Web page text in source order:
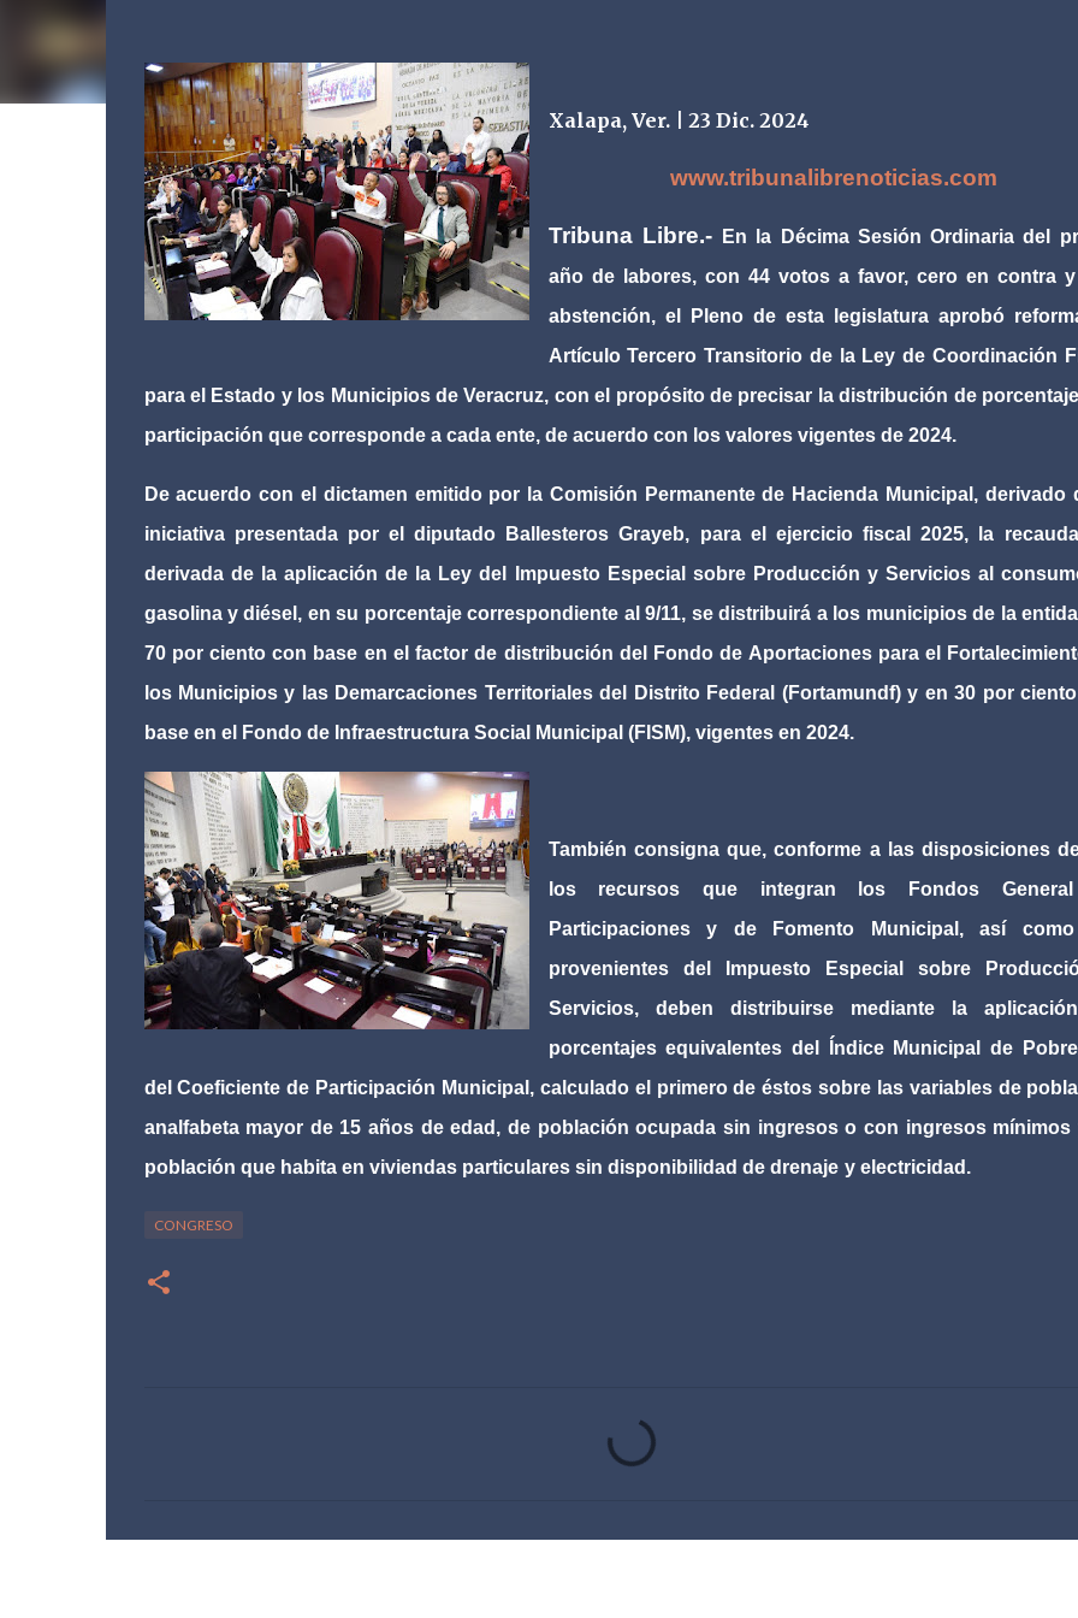
Xalapa, Ver. | 23 Dic. 2024
www.tribunalibrenoticias.com
Tribuna Libre.-
En la Décima Sesión Ordinaria del
año de labores, con 44 votos a favor, cero en contra
abstención, el Pleno de esta legislatura aprobó
Artículo Tercero Transitorio de la Ley de Coordinación
para el Estado y los Municipios de Veracruz, con el propósito de precisar la distribución de
participación que corresponde a cada ente, de acuerdo con los valores vigentes de 2024.
De acuerdo con el dictamen emitido por la Comisión Permanente de Hacienda Municipal, derivado
iniciativa presentada por el diputado Ballesteros Grayeb, para el ejercicio fiscal 2025, la
derivada de la aplicación de la Ley del Impuesto Especial sobre Producción y Servicios al
gasolina y diésel, en su porcentaje correspondiente al 9/11, se distribuirá a los municipios de la
70 por ciento con base en el factor de distribución del Fondo de Aportaciones para el
los Municipios y las Demarcaciones Territoriales del Distrito Federal (Fortamundf) y en 30 por
base en el Fondo de Infraestructura Social Municipal (FISM), vigentes en 2024.
También consigna que, conforme a las disposiciones
los recursos que integran los Fondos
Participaciones y de Fomento Municipal, así
provenientes del Impuesto Especial sobre
Servicios, deben distribuirse mediante la
porcentajes equivalentes del Índice Municipal de
del Coeficiente de Participación Municipal, calculado el primero de éstos sobre las variables de
analfabeta mayor de 15 años de edad, de población ocupada sin ingresos o con ingresos mínimos
población que habita en viviendas particulares sin disponibilidad de drenaje y electricidad.
CONGRESO